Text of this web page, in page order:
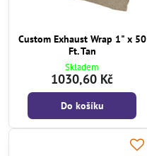
Custom Exhaust Wrap 1" x 50
Ft. Tan
Skladem
1030,60 Kč
Do košíku